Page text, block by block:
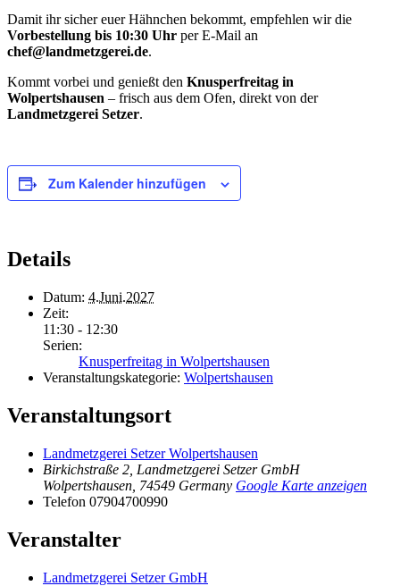
Damit ihr sicher euer Hähnchen bekommt, empfehlen wir die
Vorbestellung bis 10:30 Uhr per E-Mail an
chef@landmetzgerei.de.
Kommt vorbei und genießt den Knusperfreitag in
Wolpertshausen – frisch aus dem Ofen, direkt von der
Landmetzgerei Setzer.
Zum Kalender hinzufügen
Details
Datum: 4.Juni.2027
Zeit:
11:30 - 12:30
Serien:
Knusperfreitag in Wolpertshausen
Veranstaltungskategorie: Wolpertshausen
Veranstaltungsort
Landmetzgerei Setzer Wolpertshausen
Birkichstraße 2, Landmetzgerei Setzer GmbH
Wolpertshausen 74549 Germany Google Karte anzeigen
Telefon 07904700990
Veranstalter
Landmetzgerei Setzer GmbH